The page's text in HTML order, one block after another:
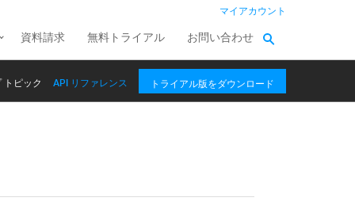
マイアカウント
資料請求 無料トライアル お問い合わせ
ピック API リファレンス トライアル版をダウンロード